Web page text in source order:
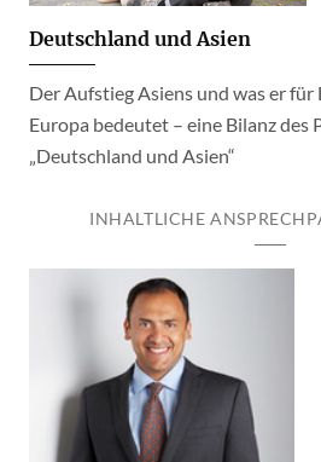
Deutschland und Asien
Der Aufstieg Asiens und was er
Europa bedeutet – eine Bilanz des
„Deutschland und Asien“
INHALTLICHE